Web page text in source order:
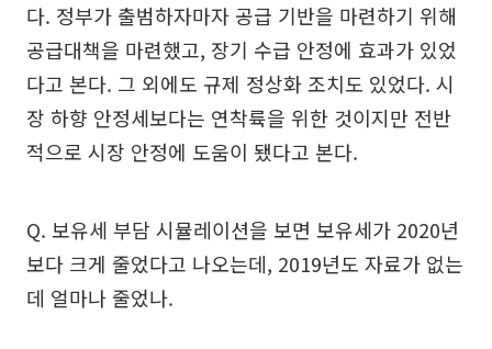
다. 정부가 출범하자마자 공급 기반을 마련하기 위해
공급대책을 마련했고, 장기 수급 안정에 효과가 있었
다고 본다. 그 외에도 규제 정상화 조치도 있었다. 시
장 하향 안정세보다는 연착륙을 위한 것이지만 전반
적으로 시장 안정에 도움이 됐다고 본다.
Q. 보유세 부담 시뮬레이션을 보면 보유세가 2020년
보다 크게 줄었다고 나오는데, 2019년도 자료가 없는
데 얼마나 줄었나.